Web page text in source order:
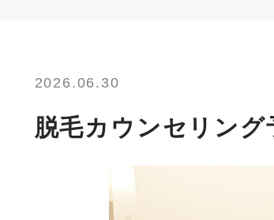
2026.06.30
脱毛カウンセリン